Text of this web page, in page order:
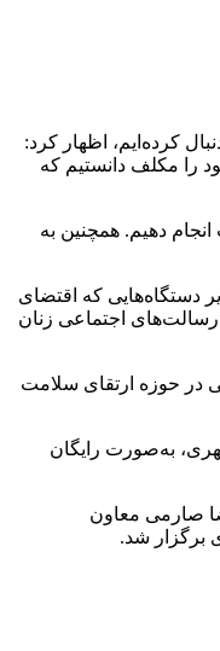
کرده‌ایم، اظهار کرد:
را مکلف دانستیم که
دهیم. همچنین به
دستگاه‌هایی که اقتضای
رسالت‌های اجتماعی زنان
در حوزه ارتقای سلامت
به‌صورت رایگان
صارمی معاون
برگزار شد.